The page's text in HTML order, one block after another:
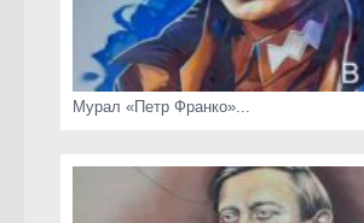
Мурал «Петр Франко»...